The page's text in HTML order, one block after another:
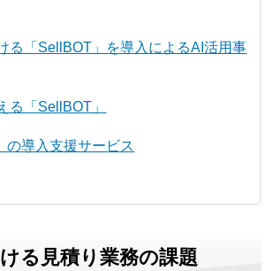
る「SellBOT」を導入によるAI活用事
る「SellBOT」
の導入支援サービス
る見積り業務の課題